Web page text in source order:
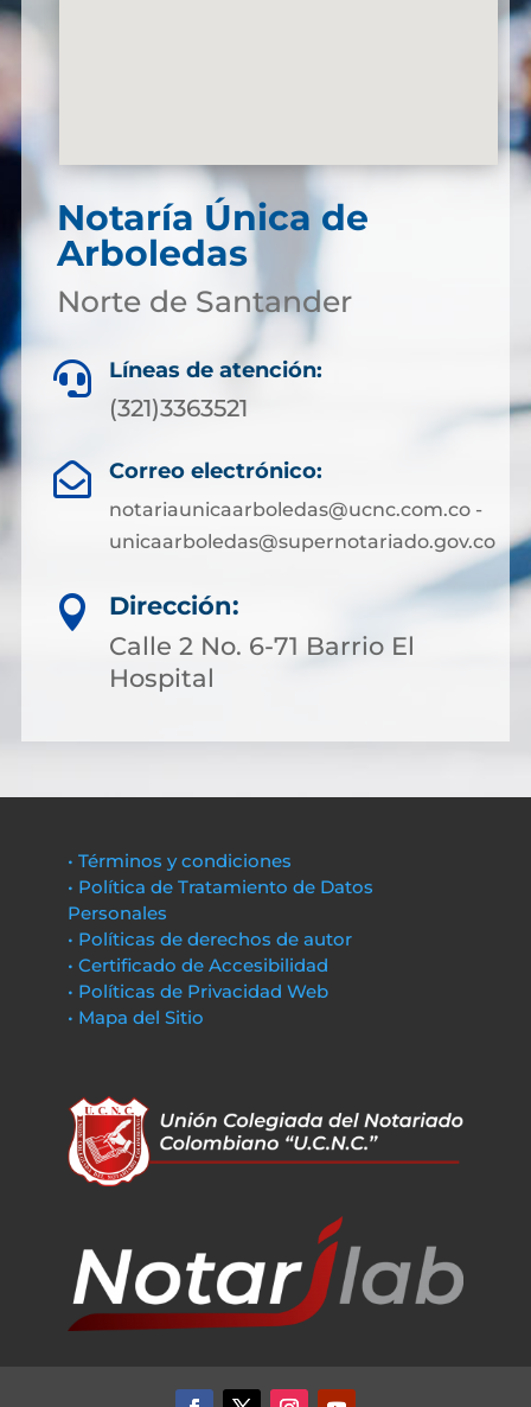
Notaría Única de
Arboledas
Norte de Santander
 Líneas de atención:
(321)3363521
 Correo electrónico:
notariaunicaarboledas@ucnc.com.co -
unicaarboledas@supernotariado.gov.co

Dirección:
Calle 2 No. 6-71 Barrio El
Hospital
• Términos y condiciones
• Política de Tratamiento de Datos
Personales
• Políticas de derechos de autor
• Certificado de Accesibilidad
• Políticas de Privacidad Web
• Mapa del Sitio